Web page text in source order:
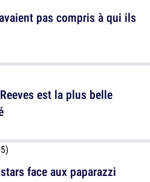
est la plus belle
pas compris à qui ils
face aux paparazzi